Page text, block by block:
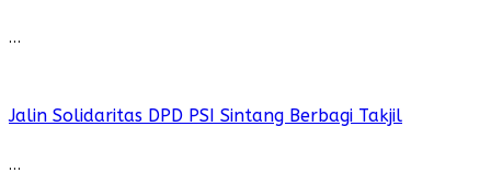
…
Jalin Solidaritas DPD PSI Sintang Berbagi Takjil
…